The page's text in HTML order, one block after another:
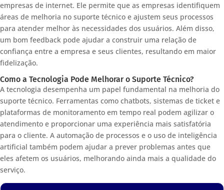
empresas de internet. Ele permite que as empresas identifiquem
áreas de melhoria no suporte técnico e ajustem seus processos
para atender melhor às necessidades dos usuários. Além disso,
um bom feedback pode ajudar a construir uma relação de
confiança entre a empresa e seus clientes, resultando em maior
fidelização.
Como a Tecnologia Pode Melhorar o Suporte Técnico?
A tecnologia desempenha um papel fundamental na melhoria do
suporte técnico. Ferramentas como chatbots, sistemas de ticket e
plataformas de monitoramento em tempo real podem agilizar o
atendimento e proporcionar uma experiência mais satisfatória
para o cliente. A automação de processos e o uso de inteligência
artificial também podem ajudar a prever problemas antes que
eles afetem os usuários, melhorando ainda mais a qualidade do
serviço.